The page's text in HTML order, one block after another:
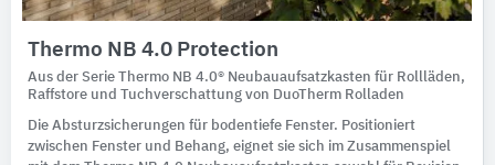
Thermo NB 4.0 Protection
Aus der Serie Thermo NB 4.0® Neubauaufsatzkasten für Rollläden,
Raffstore und Tuchverschattung von DuoTherm Rolladen
Die Absturzsicherungen für bodentiefe Fenster. Positioniert
zwischen Fenster und Behang, eignet sie sich im Zusammenspiel